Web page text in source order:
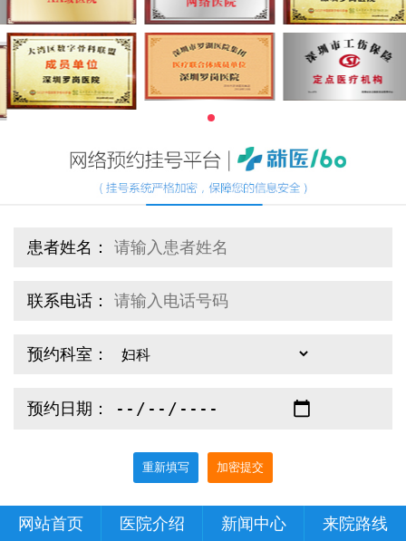
患者姓名：
联系电话：
预约科室：
预约日期：
重新填写 加密提交
网站首页 医院介绍 新闻中心 来院路线